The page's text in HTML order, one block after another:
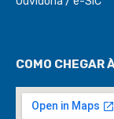
COMO CHEGAR